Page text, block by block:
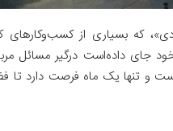
که بسیاری از
جای داده‌است درگیر مسائل
و تنها یک ماه فرصت دارد تا